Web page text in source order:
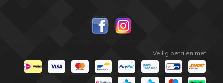
Veilig betalen met: